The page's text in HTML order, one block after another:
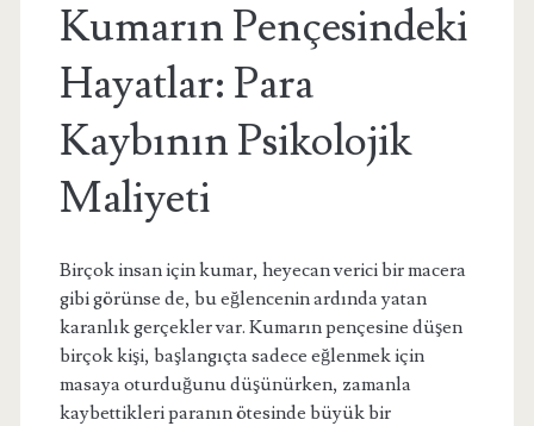
Kumarın Pençesindeki
Hayatlar: Para
Kaybının Psikolojik
Maliyeti
Birçok insan için kumar, heyecan verici bir macera
gibi görünse de, bu eğlencenin ardında yatan
karanlık gerçekler var. Kumarın pençesine düşen
birçok kişi, başlangıçta sadece eğlenmek için
masaya oturduğunu düşünürken, zamanla
kaybettikleri paranın ötesinde büyük bir